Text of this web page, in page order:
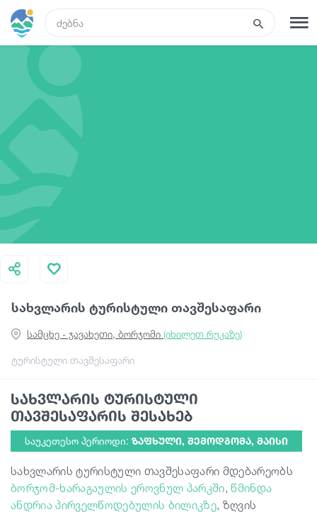
რეგისტრაცია
ტურები
სასტუმროები
ტრანსპორტი
რა ვნახოთ
გიდები
საქართველო
სახვლარის ტურისტული თავშესაფარი
ტურისტული თავშესაფარი
სამცხე - ჯავახეთი, ბორჯომი (იხილეთ რუკაზე)
სახვლარის ტურისტული
თავშესაფარის შესახებ
საუკეთესო პერიოდი: ᲖᲐᲤᲮᲣᲚᲘ, ᲨᲔᲛᲝᲓᲒᲝᲛᲐ, ᲛᲐᲘᲡᲘ
სახვლარის ტურისტული თავშესაფარი მდებარეობს
ბორჯომ-ხარაგაულის ეროვნულ პარკში,წმინდა
ანდრია პირველწოდებულის ბილიკზე, ზღვის